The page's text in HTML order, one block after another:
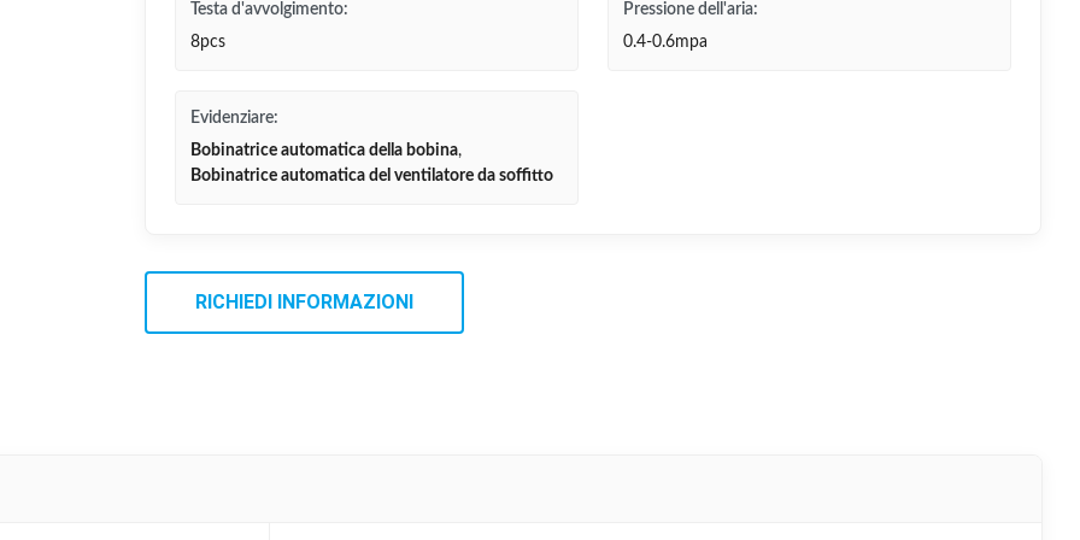
Testa d'avvolgimento:
8pcs
Pressione dell'aria:
0.4-0.6mpa
Evidenziare:
Bobinatrice automatica della bobina,
Bobinatrice automatica del ventilatore da soffitto
RICHIEDI INFORMAZIONI